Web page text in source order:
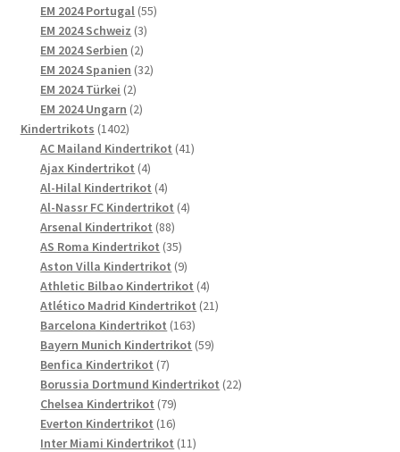
EM 2024 Portugal 5555
EM 2024 Schweiz 33
EM 2024 Serbien 22
Produkte
EM 2024 Spanien 3232
EM 2024 Türkei 22
Produkte
EM 2024 Ungarn 22
Kindertrikots 14021402
Produkte
AC Mailand Kindertrikot 4141
Ajax Kindertrikot 44
Produkte
Al-Hilal Kindertrikot 44
Produkte
Al-Nassr FC Kindertrikot 44
Arsenal Kindertrikot 8888
Produkte
AS Roma Kindertrikot 3535
Produkte
Aston Villa Kindertrikot 99
Produkte
Athletic Bilbao Kindertrikot 44
Produkte
Atlético Madrid Kindertrikot 2121
Barcelona Kindertrikot 163163
Produkte
Bayern Munich Kindertrikot 5959
Benfica Kindertrikot 77
Produkte
Borussia Dortmund Kindertrikot 2222
Chelsea Kindertrikot 7979
Produkte
Everton Kindertrikot 1616
Produkte
Inter Miami Kindertrikot 1111